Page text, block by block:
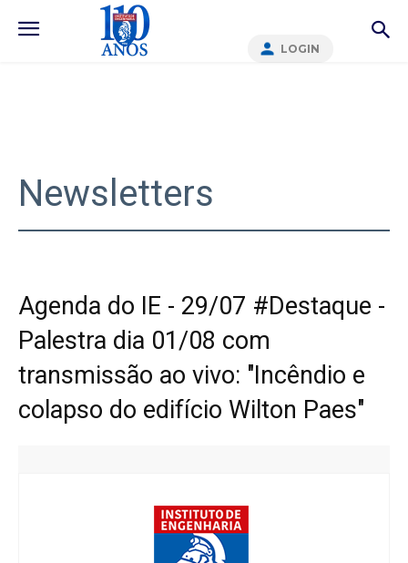
LOGIN
Newsletters
Agenda do IE - 29/07 #Destaque -
Palestra dia 01/08 com
transmissão ao vivo: "Incêndio e
colapso do edifício Wilton Paes"